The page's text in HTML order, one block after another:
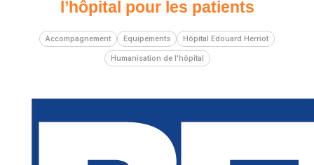
l’hôpital pour les patients
Accompagnement Equipements Hôpital Edouard Herriot
Humanisation de l'hôpital